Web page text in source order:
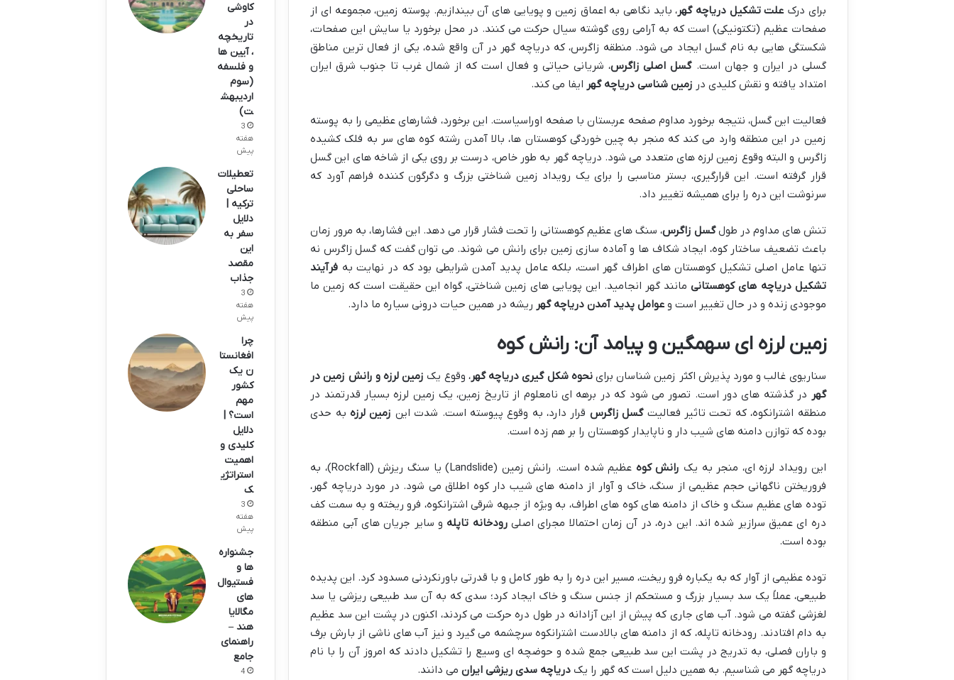
برای درک علت تشکیل دریاچه گهر، باید نگاهی به اعماق زمین و پویایی های آن بیندازیم. پوسته زمین، مجموعه ای از
صفحات عظیم (تکتونیکی) است که به آرامی روی گوشته سیال حرکت می کنند. در محل برخورد یا سایش این صفحات،
شکستگی هایی به نام گسل ایجاد می شود. منطقه زاگرس، که دریاچه گهر در آن واقع شده، یکی از فعال ترین مناطق
گسلی در ایران و جهان است.گسل اصلی زاگرس، شریانی حیاتی و فعال است که از شمال غرب تا جنوب شرق ایران
امتداد یافته و نقش کلیدی در زمین شناسی دریاچه گهر ایفا می کند.
فعالیت این گسل، نتیجه برخورد مداوم صفحه عربستان با صفحه اوراسیاست. این برخورد، فشارهای عظیمی را به پوسته
زمین در این منطقه وارد می کند که منجر به چین خوردگی کوهستان ها، بالا آمدن رشته کوه های سر به فلک کشیده
زاگرس و البته وقوع زمین لرزه های متعدد می شود. دریاچه گهر به طور خاص، درست بر روی یکی از شاخه های این گسل
قرار گرفته است. این قرارگیری، بستر مناسبی را برای یک رویداد زمین شناختی بزرگ و دگرگون کننده فراهم آورد که
سرنوشت این دره را برای همیشه تغییر داد.
تنش های مداوم در طولگسل زاگرس، سنگ های عظیم کوهستانی را تحت فشار قرار می دهد. این فشارها، به مرور زمان
باعث تضعیف ساختار کوه، ایجاد شکاف ها و آماده سازی زمین برای رانش می شوند. می توان گفت که گسل زاگرس نه
تنها عامل اصلی تشکیل کوهستان های اطراف گهر است، بلکه عامل پدید آمدن شرایطی بود که در نهایت به فرآیند
تشکیل دریاچه های کوهستانیمانند گهر انجامید. این پویایی های زمین شناختی، گواه این حقیقت است که زمین ما
موجودی زنده و در حال تغییر است وعوامل پدید آمدن دریاچه گهر ریشه در همین حیات درونی سیاره ما دارد.
زمین لرزه ای سهمگین و پیامد آن: رانش کوه
سناریوی غالب و مورد پذیرش اکثر زمین شناسان براینحوه شکل گیری دریاچه گهر، وقوع یک زمین لرزه و رانش زمین در
گهر در گذشته های دور است. تصور می شود که در برهه ای نامعلوم از تاریخ زمین، یک زمین لرزه بسیار قدرتمند در
منطقه اشترانکوه، که تحت تاثیر فعالیتگسل زاگرس قرار دارد، به وقوع پیوسته است. شدت این زمین لرزه به حدی
بوده که توازن دامنه های شیب دار و ناپایدار کوهستان را بر هم زده است.
این رویداد لرزه ای، منجر به یک رانش کوه
عظیم شده است. رانش زمین (Landslide) یا سنگ ریزش (Rockfall)، به
فروریختن ناگهانی حجم عظیمی از سنگ، خاک و آوار از دامنه های شیب دار کوه اطلاق می شود. در مورد دریاچه گهر،
توده های عظیم سنگ و خاک از دامنه های کوه های اطراف، به ویژه از جبهه شرقی اشترانکوه، فرو ریخته و به سمت کف
دره ای عمیق سرازیر شده اند. این دره، در آن زمان احتمالا مجرای اصلیرودخانه تاپله و سایر جریان های آبی منطقه
بوده است.
توده عظیمی از آوار که به یکباره فرو ریخت، مسیر این دره را به طور کامل و با قدرتی باورنکردنی مسدود کرد. این پدیده
طبیعی، عملاً یک سد بسیار بزرگ و مستحکم از جنس سنگ و خاک ایجاد کرد؛ سدی که به آن سد طبیعی ریزشی یا سد
لغزشی گفته می شود. آب های جاری که پیش از این آزادانه در طول دره حرکت می کردند، اکنون در پشت این سد عظیم
به دام افتادند. رودخانه تاپله، که از دامنه های بالادست اشترانکوه سرچشمه می گیرد و نیز آب های ناشی از بارش برف
و باران فصلی، به تدریج در پشت این سد طبیعی جمع شده و حوضچه ای وسیع را تشکیل دادند که امروز آن را با نام
دریاچه گهر می شناسیم. به همین دلیل است که گهر را یکدریاچه سدی ریزشی ایران می دانند.
کاوشی
در
تاریخچه
، آیین ها
و فلسفه
(سوم
اردیبهش
ت)
3
هفته
پیش
تعطیلات
ساحلی
ترکیه |
دلایل
سفر به
این
مقصد
جذاب
3
هفته
پیش
چرا
افغانستا
ن یک
کشور
مهم
است؟ |
دلایل
کلیدی و
اهمیت
استراتژی
ک
3
هفته
پیش
جشنواره
ها و
فستیوال
های
مگالایا
هند –
راهنمای
جامع
4